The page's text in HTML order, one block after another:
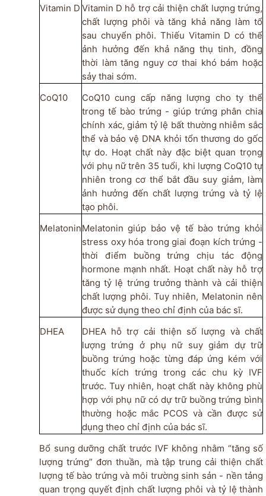
Vitamin D Vitamin D hỗ trợ cải thiện chất lượng trứng,
chất lượng phôi và tăng khả năng làm tổ
sau chuyển phôi. Thiếu Vitamin D có thể
ảnh hưởng đến khả năng thụ tinh, đồng
thời làm tăng nguy cơ thai khó bám hoặc
sảy thai sớm.
CoQ10
CoQ10 cung cấp năng lượng cho ty thể
trong tế bào trứng - giúp trứng phân chia
chính xác, giảm tỷ lệ bất thường nhiễm sắc
thể và bảo vệ DNA khỏi tổn thương do gốc
tự do. Hoạt chất này đặc biệt quan trọng
với phụ nữ trên 35 tuổi, khi lượng CoQ10 tự
nhiên trong cơ thể bắt đầu suy giảm, làm
ảnh hưởng đến chất lượng trứng và tỷ lệ
tạo phôi.
MelatoninMelatonin giúp bảo vệ tế bào trứng khỏi
stress oxy hóa trong giai đoạn kích trứng -
thời điểm buồng trứng chịu tác động
hormone mạnh nhất. Hoạt chất này hỗ trợ
tăng tỷ lệ trứng trưởng thành và cải thiện
chất lượng phôi. Tuy nhiên, Melatonin nên
được sử dụng theo chỉ định của bác sĩ.
DHEA
DHEA hỗ trợ cải thiện số lượng và chất
lượng trứng ở phụ nữ suy giảm dự trữ
buồng trứng hoặc từng đáp ứng kém với
thuốc kích trứng trong các chu kỳ IVF
trước. Tuy nhiên, hoạt chất này không phù
hợp với phụ nữ có dự trữ buồng trứng bình
thường hoặc mắc PCOS và cần được sử
dụng theo chỉ định của bác sĩ.
Bổ sung dưỡng chất trước IVF không nhằm “tăng số
lượng trứng” đơn thuần, mà tập trung cải thiện chất
lượng tế bào trứng và môi trường sinh sản - nền tảng
quan trọng quyết định chất lượng phôi và tỷ lệ thành